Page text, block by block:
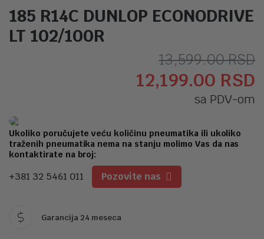
185 R14C DUNLOP ECONODRIVE
LT 102/100R
13,599.00RSD
12,199.00 RSD
sa PDV-om
Ukoliko poručujete veću količinu pneumatika ili ukoliko
traženih pneumatika nema na stanju molimo Vas da nas
kontaktirate na broj:
+381 32 5461 011 Pozovite nas
Garancija 24 meseca